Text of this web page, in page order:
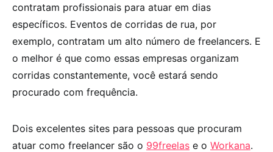
contratam profissionais para atuar em dias
específicos. Eventos de corridas de rua, por
exemplo, contratam um alto número de freelancers. E
o melhor é que como essas empresas organizam
corridas constantemente, você estará sendo
procurado com frequência.
Dois excelentes sites para pessoas que procuram
atuar como freelancer são o 99freelas e o Workana.